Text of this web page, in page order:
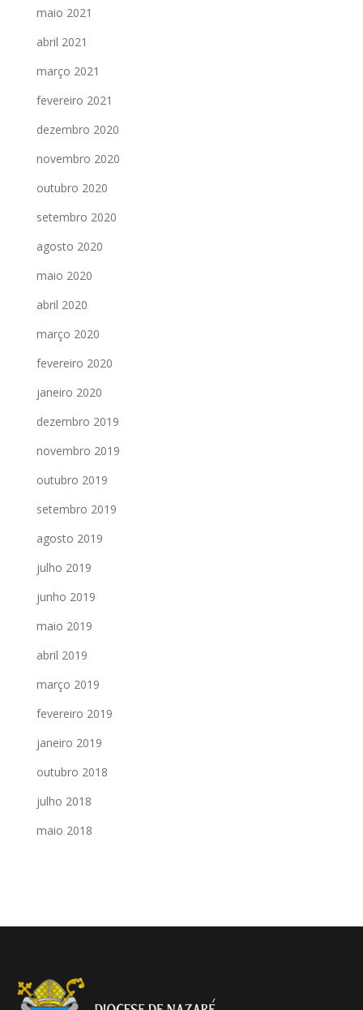
maio 2021
abril 2021
março 2021
fevereiro 2021
dezembro 2020
novembro 2020
outubro 2020
setembro 2020
agosto 2020
maio 2020
abril 2020
março 2020
fevereiro 2020
janeiro 2020
dezembro 2019
novembro 2019
outubro 2019
setembro 2019
agosto 2019
julho 2019
junho 2019
maio 2019
abril 2019
março 2019
fevereiro 2019
janeiro 2019
outubro 2018
julho 2018
maio 2018